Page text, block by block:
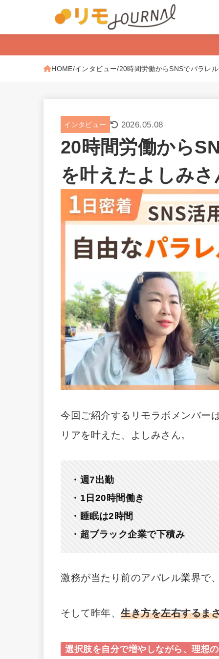
HOME インタビュー 20時間労働からSNSでパラレ
インタビュー 2026.05.08
20時間労働から
を叶えたよしみ
今回ご紹介するリモラボメンバー
リアを叶えた、よしみさん。
・週7出勤
・1日20時間働き
・睡眠は2時間
・超ブラック企業で下積み
激務が当たり前のアパレル業界で
そして昨年、 生き方を左右するま
選択肢を自分で増やしながら、理想